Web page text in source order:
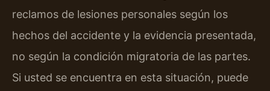
reclamos de lesiones personales según los
hechos del accidente y la evidencia presentada,
no según la condición migratoria de las partes.
Si usted se encuentra en esta situación, puede